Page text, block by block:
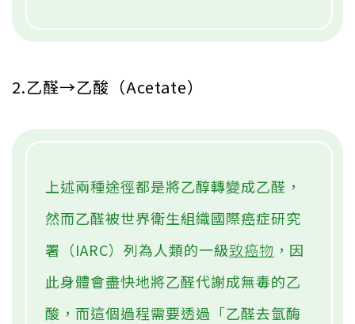
2.乙醛→乙酸（Acetate）
上述兩種途徑都是將乙醇轉變成乙醛，
然而乙醛被世界衛生組織國際癌症研究
署（IARC）列為人類的一級致癌物 ，因
此身體會盡快地將乙醛代謝成無毒的乙
酸，而這個過程需要透過「乙醛去氫酶